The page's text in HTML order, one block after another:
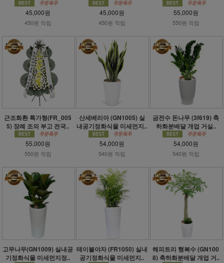
45,000원
450원 적립
45,000원
450원 적립
55,000원
550원 적립
근조화환 특가형(FR_005
5) 장례 조의 부고 전국..
55,000원
550원 적립
산세베리아 (GN1005) 실
내공기정화식물 미세먼지..
54,000원
540원 적립
금전수 돈나무 (3f619) 축
하화분배달 개업 거실..
54,000원
540원 적립
고무나무(GN1009) 실내공
기정화식물 미세먼지정..
테이블야자 (FR1050) 실내
공기정화식물 미세먼지..
해피트리 행복수 (GN100
8) 축하화분배달 개업 거..